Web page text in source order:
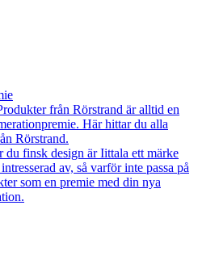
från Rörstrand är alltid en
Här hittar du alla
Rörstrand.
du finsk design är Iittala ett märke
av, så varför inte passa på
som en premie med din nya